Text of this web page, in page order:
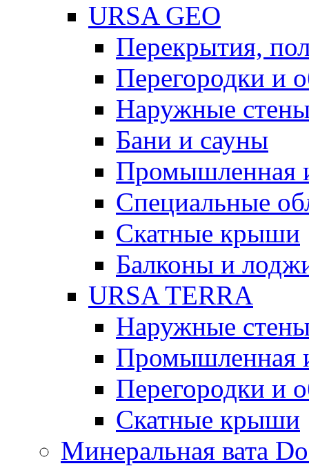
URSA GEO
Перекрытия,
Перегородки и
Наружные
Бани и сауны
Промышленная
Специальные
Скатные крыши
Балконы и
URSA TERRA
Наружные
Промышленная
Перегородки и
Скатные крыши
Минеральная вата